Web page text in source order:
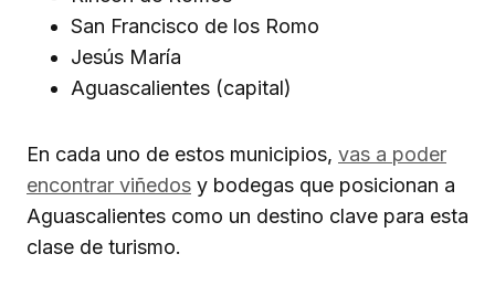
San Francisco de los Romo
Jesús María
Aguascalientes (capital)
En cada uno de estos municipios, vas a poder
encontrar viñedos y bodegas que posicionan a
Aguascalientes como un destino clave para esta
clase de turismo.